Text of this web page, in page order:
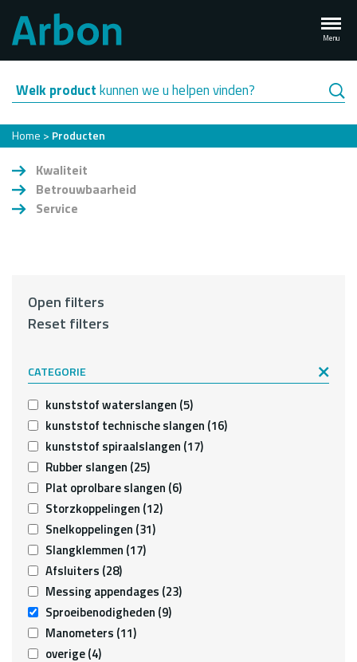
naar
de
inhoud
gaan
Menu
Welk productkunnen we u helpen vinden?
Kruimelpad
Home Producten
Kwaliteit
Betrouwbaarheid
Service
Open filters
Reset filters
CATEGORIE
kunststof waterslangen (5)
kunststof technische slangen (16)
kunststof spiraalslangen (17)
Rubber slangen (25)
Plat oprolbare slangen (6)
Storzkoppelingen (12)
Snelkoppelingen (31)
Slangklemmen (17)
Afsluiters (28)
Messing appendages (23)
Sproeibenodigheden (9)
Manometers (11)
overige(4)